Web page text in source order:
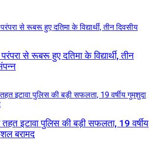
से रूबरू हुए दतिमा के विद्यार्थी, तीन
इटावा पुलिस की बड़ी सफलता, 19 वर्षीय
बरामद